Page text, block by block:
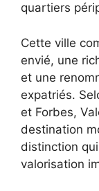
quartiers
Cette ville
envié, une
et une
expatriés.
et Forbes,
destination
distinction
valorisation